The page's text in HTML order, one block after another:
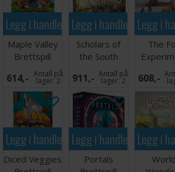
Legg i handlekurven
Maple Valley
Brettspill
614,- Antall på
lager:2
Legg i handlekurven
Scholars of
the South
Tigris
Brettspill
911,- Antall på
lager:2
Legg i
The
608,-
Legg i handlekurven
Diced Veggies
Legg i handlekurven
Portals
Legg i
World